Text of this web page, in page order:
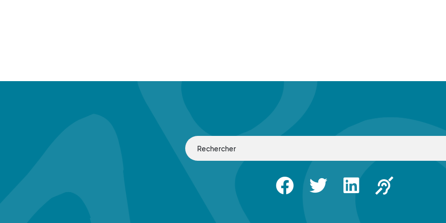
FacebookTwitter LinkedinApsah Sourd